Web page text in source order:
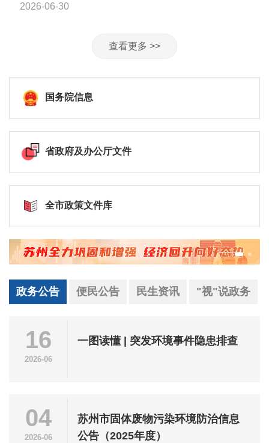
2026-06-30
查看更多 >>
国务院信息
省政府及办公厅文件
全市政策文件库
政务公告 便民公告 民生资讯 "视"说政务
16
2026-06
一图读懂 | 突发环境事件隐患排查
04
2026-06
苏州市固体废物污染环境防治信息
公告（2025年度）